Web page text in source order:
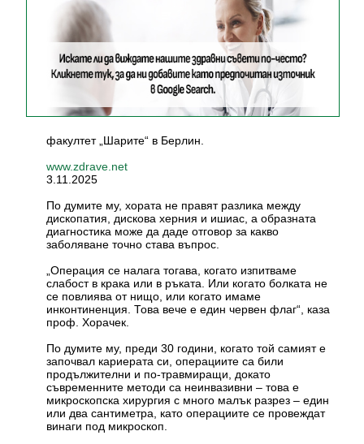
факултет „Шарите“ в Берлин.
www.zdrave.net
3.11.2025
По думите му, хората не правят разлика между
дископатия, дискова херния и ишиас, а образната
диагностика може да даде отговор за какво
заболяване точно става въпрос.
„Операция се налага тогава, когато изпитваме
слабост в крака или в ръката. Или когато болката не
се повлиява от нищо, или когато имаме
инконтиненция. Това вече е един червен флаг“, каза
проф. Хорачек.
По думите му, преди 30 години, когато той самият е
започвал кариерата си, операциите са били
продължителни и по-травмиращи, докато
съвременните методи са неинвазивни – това е
микроскопска хирургия с много малък разрез – един
или два сантиметра, като операциите се провеждат
винаги под микроскоп.